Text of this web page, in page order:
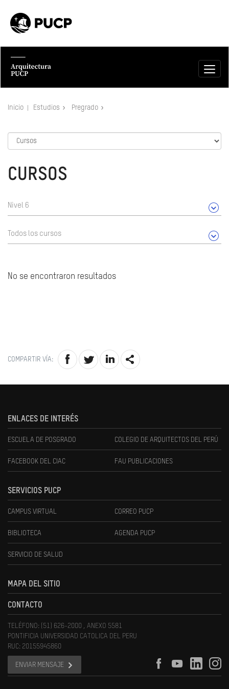
Inicio Estudios Pregrado
CURSOS
Nivel 6
Todos los cursos
No se encontraron resultados
COMPARTIR VÍA:
ENLACES DE INTERÉS
ESCUELA DE POSGRADO COLEGIO DE ARQUITECTOS DEL PERÚ
FACEBOOK DEL CIAC FAU PUBLICACIONES
SERVICIOS PUCP
CAMPUS VIRTUAL CORREO PUCP
BIBLIOTECA AGENDA PUCP
SERVICIO DE SALUD
MAPA DEL SITIO
CONTACTO
TELÉFONO: (51) 626-2000 , ANEXO 5581
PONTIFICIA UNIVERSIDAD CATOLICA DEL PERU
RUC: 20155945860
ENVIAR MENSAJE